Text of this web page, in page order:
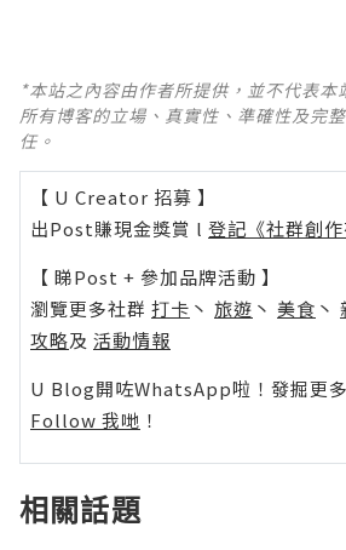
*本站之內容由作者所提供，並不代表
所有博客的立場、真實性、準確性及完
任。
【 U Creator 招募 】
出Post賺現金獎賞 l 登記《社群創作
【 睇Post + 參加品牌活動 】
瀏覽更多社群 打卡 丶 旅遊 丶 美食 丶
攻略及 活動情報
U Blog開咗WhatsApp啦！發掘更多
Follow 我哋 ！
相關話題